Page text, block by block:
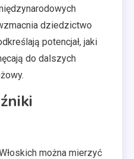
dziedzictwo
potencjał, jaki
do dalszych
można mierzyć